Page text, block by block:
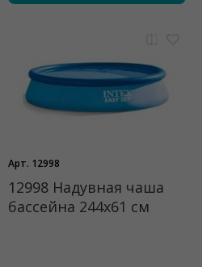
Арт. 12998
12998 Надувная чаша
бассейна 244х61 см